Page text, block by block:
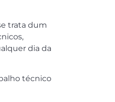
trata dum
dia da
técnico